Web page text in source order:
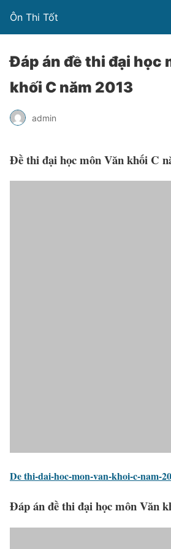
Ôn Thi Tốt
Đáp án đề thi đại học
khối C năm 2013
admin
Đề thi đại học môn Văn khối C
De thi-dai-hoc-mon-van-khoi-c-nam-
Đáp án đề thi đại học môn Văn